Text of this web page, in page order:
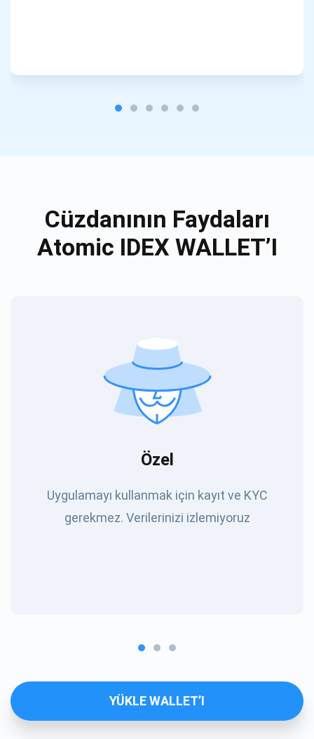
Cüzdanının Faydaları
Atomic IDEX WALLET’I
Özel
Uygulamayı kullanmak için kayıt ve KYC
gerekmez. Verilerinizi izlemiyoruz
YÜKLE WALLET’I